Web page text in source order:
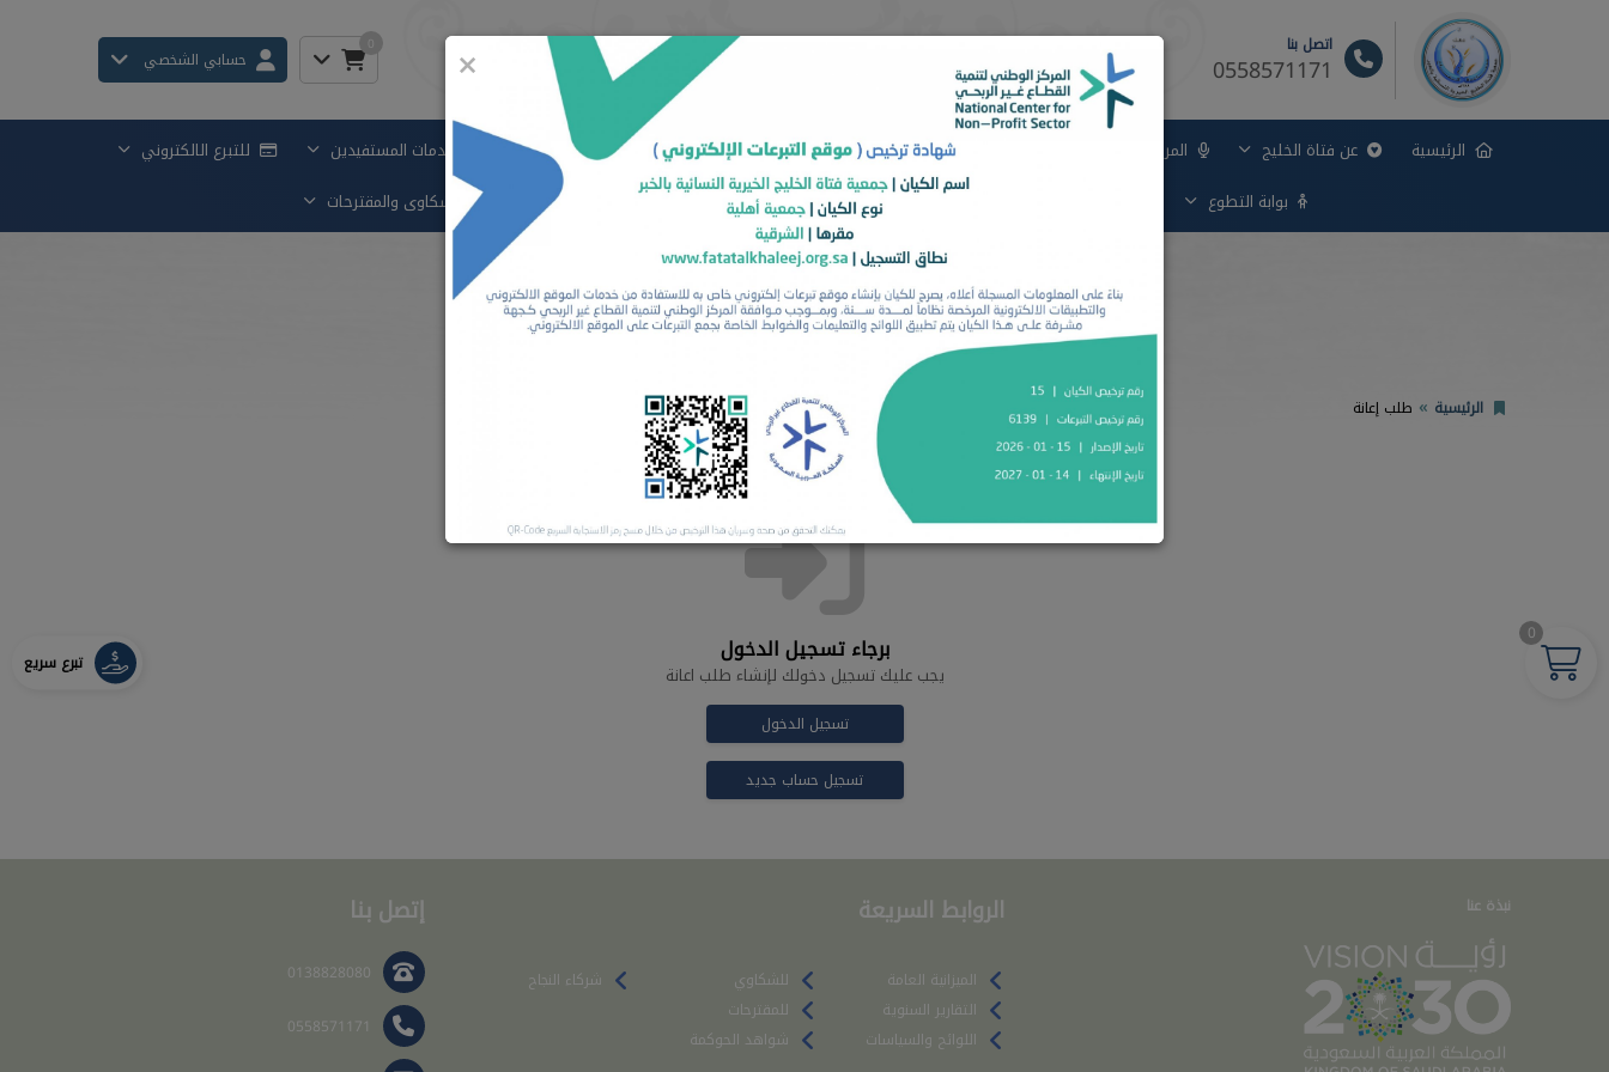
اتصل بنا
0558571171 حسابي الشخصي
الرئيسية عن فتاة الخليج المركز الإعلامي أقسام الجمعية الانضمام للجمعية المراكز المجتمعية خدمات المستفيدين
للتبرع الالكتروني
بوابة التطوع
البرامج الحوكمة خدمات الزوار اتصل بنا الشكاوى والمقترحات
طلب إعانة
الرئيسية طلب إعانة
برجاء تسجيل الدخول
يجب عليك تسجيل دخولك لإنشاء طلب اعانة
تسجيل الدخول
تسجيل حساب جديد
نبذة عنا الروابط السريعة
الميزانية العامة
التقارير السنوية
اللوائح والسياسات
للشكاوي
للمقترحات
شواهد الحوكمة
شركاء النجاح
إتصل بنا
0138828080
0558571171
تبرع سريع
0
×